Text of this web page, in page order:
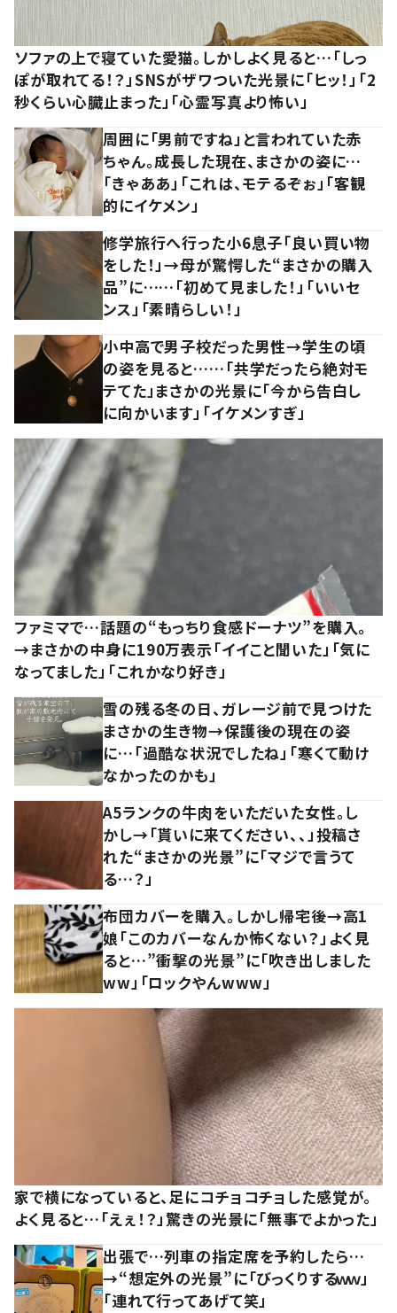
ソファの上で寝ていた愛猫。しかしよく見ると…「しっ
ぽが取れてる！？」SNSがザワついた光景に「ヒッ！」「2
秒くらい心臓止まった」「心霊写真より怖い」
周囲に「男前ですね」と言われていた赤
ちゃん。成長した現在、まさかの姿に…
「きゃああ」「これは、モテるぞぉ」「客観
的にイケメン」
修学旅行へ行った小6息子「良い買い物
をした！」→母が驚愕した“まさかの購入
品”に……「初めて見ました！」「いいセ
ンス」「素晴らしい！」
小中高で男子校だった男性→学生の頃
の姿を見ると……「共学だったら絶対モ
テてた」まさかの光景に「今から告白し
に向かいます」「イケメンすぎ」
ファミマで…話題の“もっちり食感ドーナツ”を購入。
→まさかの中身に190万表示「イイこと聞いた」「気に
なってました」「これかなり好き」
雪の残る冬の日、ガレージ前で見つけた
まさかの生き物→保護後の現在の姿
に…「過酷な状況でしたね」「寒くて動け
なかったのかも」
A5ランクの牛肉をいただいた女性。し
かし→「貰いに来てください、、」投稿さ
れた“まさかの光景”に「マジで言うて
る…？」
布団カバーを購入。しかし帰宅後→高1
娘「このカバーなんか怖くない？」よく見
ると…”衝撃の光景”に「吹き出しました
ww」「ロックやんwww」
家で横になっていると、足にコチョコチョした感覚が。
よく見ると…「えぇ！？」驚きの光景に「無事でよかった」
出張で…列車の指定席を予約したら…
→“想定外の光景”に「びっくりするｗｗ」
「連れて行ってあげて笑」